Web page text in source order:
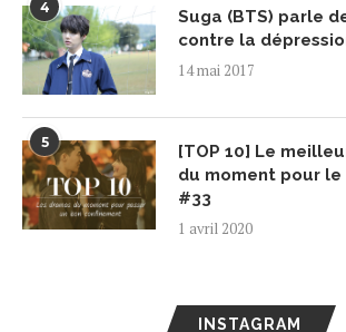
4
Suga (BTS) parle
contre la
14 mai 2017
5
[TOP 10] Le
du moment pour le
#33
1 avril 2020
INSTAGRAM